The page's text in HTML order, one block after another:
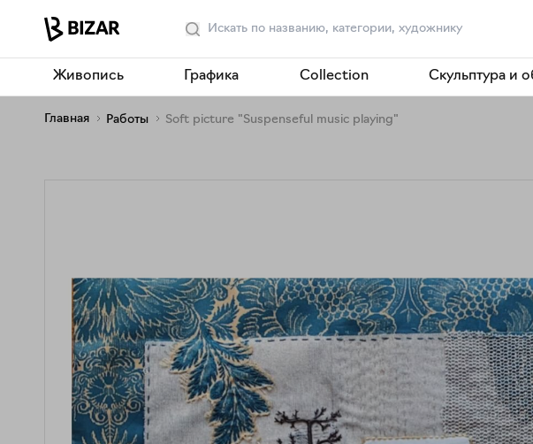
Живопись Графика Collection Скульптура и
Главная Работы Soft picture "Suspenseful music playing"